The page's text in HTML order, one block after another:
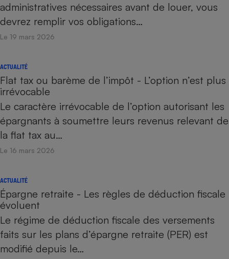
administratives nécessaires avant de louer, vous
devrez remplir vos obligations…
Le 19 mars 2026
ACTUALITÉ
Flat tax ou barème de l’impôt - L’option n’est plus
irrévocable
Le caractère irrévocable de l’option autorisant les
épargnants à soumettre leurs revenus relevant de
la flat tax au…
Le 16 mars 2026
ACTUALITÉ
Épargne retraite - Les règles de déduction fiscale
évoluent
Le régime de déduction fiscale des versements
faits sur les plans d’épargne retraite (PER) est
modifié depuis le…